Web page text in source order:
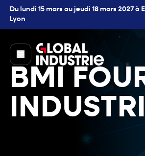
Du lundi 15 mars au jeudi 18 mars 2027 à
Lyon
page.home
BMI